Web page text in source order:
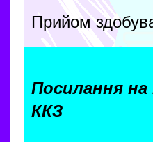
Прийом
Посилання
ККЗ